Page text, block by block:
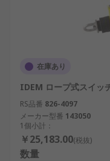
在庫あり
IDEM ロープ式スイッ
RS品番 826-4097
メーカー型番 143050
1個小計：
￥25,183.00(税抜)
数量